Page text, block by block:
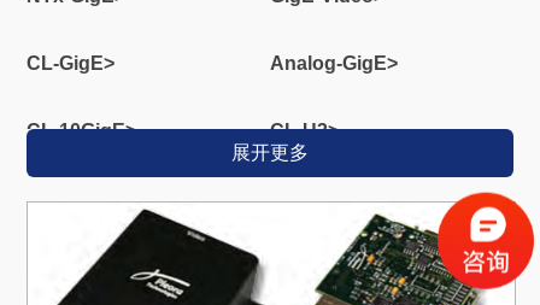
CL-GigE> Analog-GigE>
CL-10GigE>
CL-U3>
展开更多